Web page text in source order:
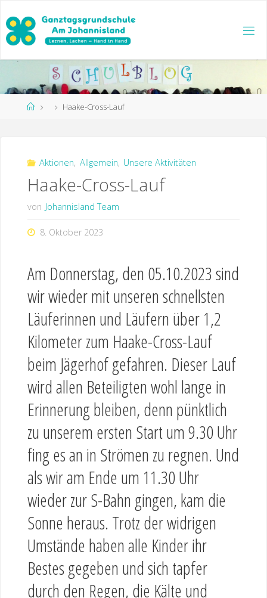
Inhalt
springen
Start Haake-Cross-Lauf
Aktionen, Allgemein, Unsere Aktivitäten
Haake-Cross-Lauf
von Johannisland Team
8. Oktober 2023
Am Donnerstag, den 05.10.2023 sind
wir wieder mit unseren schnellsten
Läuferinnen und Läufern über 1,2
Kilometer zum Haake-Cross-Lauf
beim Jägerhof gefahren. Dieser Lauf
wird allen Beteiligten wohl lange in
Erinnerung bleiben, denn pünktlich
zu unserem ersten Start um 9.30 Uhr
fing es an in Strömen zu regnen. Und
als wir am Ende um 11.30 Uhr
wieder zur S-Bahn gingen, kam die
Sonne heraus. Trotz der widrigen
Umstände haben alle Kinder ihr
Bestes gegeben und sich tapfer
durch den Regen, die Kälte und